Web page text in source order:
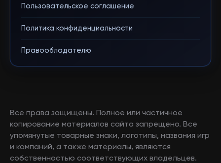
Пользовательское соглашение
Политика конфиденциальности
Правообладателю
Все права защищены. Полное или частичное
копирование материалов сайта запрещено. Все
упомянутые товарные знаки, логотипы, названия игр
и компаний, а также материалы, являются
собственностью соответствующих владельцев.